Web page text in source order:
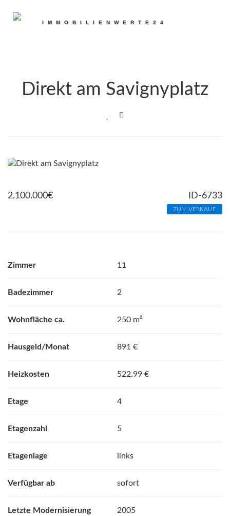
IMMOBILIENWERTE24
Direkt am Savignyplatz
2.100.000€ ID-6733
ZUM VERKAUF
Zimmer 11
Badezimmer 2
Wohnfläche ca. 250 m²
Hausgeld/Monat 891 €
Heizkosten 522.99 €
Etage 4
Etagenzahl 5
Etagenlage links
Verfügbar ab sofort
Letzte Modernisierung 2005